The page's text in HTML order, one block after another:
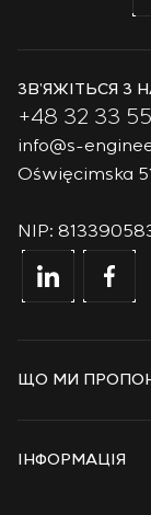
ЗВ’ЯЖІТЬСЯ З
+48 32 33
info@s-
Oświęcimska
NIP:
ЩО МИ
Рішення
ІНФОРМАЦІЯ